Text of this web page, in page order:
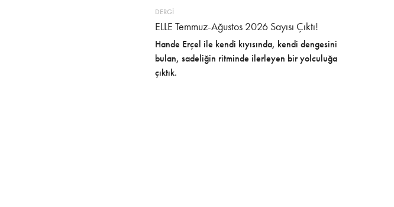
DERGİ
ELLE Temmuz-Ağustos 2026 Sayısı Çıktı!
Hande Erçel ile kendi kıyısında, kendi dengesini
bulan, sadeliğin ritminde ilerleyen bir yolculuğa
çıktık.